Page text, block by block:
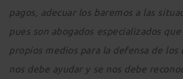
pagos, adecuar los baremos a las
pues son abogados especializados
propios medios para la defensa de los
nos debe ayudar y se nos debe